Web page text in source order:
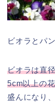
ビオラとパ
ビオラは直
5cm以上の花
盛んになり、